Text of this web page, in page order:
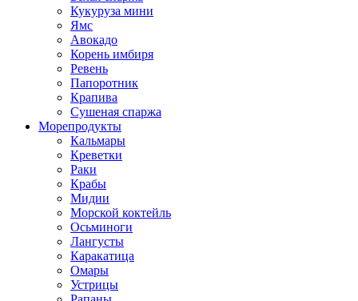
Кукуруза мини
Ямс
Авокадо
Корень имбиря
Ревень
Папоротник
Крапива
Сушеная спаржа
Морепродукты
Кальмары
Креветки
Раки
Крабы
Мидии
Морской коктейль
Осьминоги
Лангусты
Каракатица
Омары
Устрицы